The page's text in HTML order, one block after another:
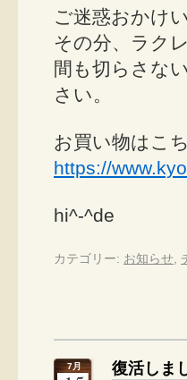
ご迷惑おかけ
その分、ラク
間も切らさな
さい。
お買い物はこ
https://
hi^-^de
カテゴリー: お知らせ
7月 復活しま